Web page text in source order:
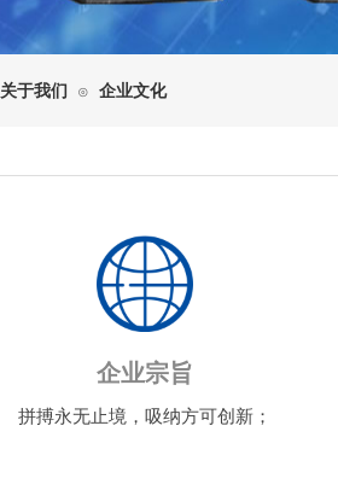
关于我们 ⊙ 企业文化
拼搏永无止境，吸纳方可创新；
企业宗旨